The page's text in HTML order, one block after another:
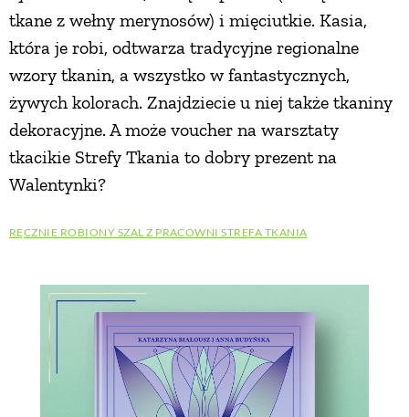
tkane z wełny merynosów) i mięciutkie. Kasia,
która je robi, odtwarza tradycyjne regionalne
wzory tkanin, a wszystko w fantastycznych,
żywych kolorach. Znajdziecie u niej także tkaniny
dekoracyjne. A może voucher na warsztaty
tkacikie Strefy Tkania to dobry prezent na
Walentynki?
RĘCZNIE ROBIONY SZAL Z PRACOWNI STREFA TKANIA